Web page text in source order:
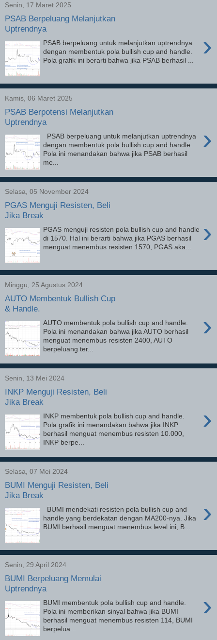
Senin, 17 Maret 2025
PSAB Berpeluang Melanjutkan
Uptrendnya
›
PSAB berpeluang untuk melanjutkan uptrendnya
dengan membentuk pola bullish cup and handle.
Pola grafik ini berarti bahwa jika PSAB berhasil ...
Kamis, 06 Maret 2025
PSAB Berpotensi Melanjutkan
Uptrendnya
›
PSAB berpeluang untuk melanjutkan uptrendnya
dengan membentuk pola bullish cup and handle.
Pola ini menandakan bahwa jika PSAB berhasil
me...
Selasa, 05 November 2024
PGAS Menguji Resisten, Beli
Jika Break
›
PGAS menguji resisten pola bullish cup and handle
di 1570. Hal ini berarti bahwa jika PGAS berhasil
menguat menembus resisten 1570, PGAS aka...
Minggu, 25 Agustus 2024
AUTO Membentuk Bullish Cup
& Handle.
›
AUTO membentuk pola bullish cup and handle.
Pola ini menandakan bahwa jika AUTO berhasil
menguat menembus resisten 2400, AUTO
berpeluang ter...
Senin, 13 Mei 2024
INKP Menguji Resisten, Beli
Jika Break
›
INKP membentuk pola bullish cup and handle.
Pola grafik ini menandakan bahwa jika INKP
berhasil menguat menembus resisten 10.000,
INKP berpe...
Selasa, 07 Mei 2024
BUMI Menguji Resisten, Beli
Jika Break
›
BUMI mendekati resisten pola bullish cup and
handle yang berdekatan dengan MA200-nya. Jika
BUMI berhasil menguat menembus level ini, B...
Senin, 29 April 2024
BUMI Berpeluang Memulai
Uptrendnya
›
BUMI membentuk pola bullish cup and handle.
Pola ini memberikan sinyal bahwa jika BUMI
berhasil menguat menembus resisten 114, BUMI
berpelua...